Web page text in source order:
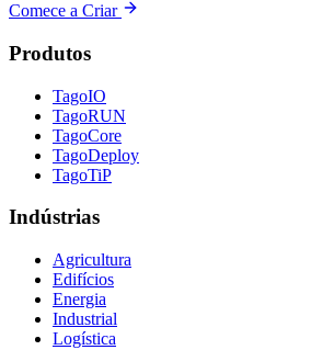
Comece a Criar
Produtos
TagoIO
TagoRUN
TagoCore
TagoDeploy
TagoTiP
Indústrias
Agricultura
Edifícios
Energia
Industrial
Logística